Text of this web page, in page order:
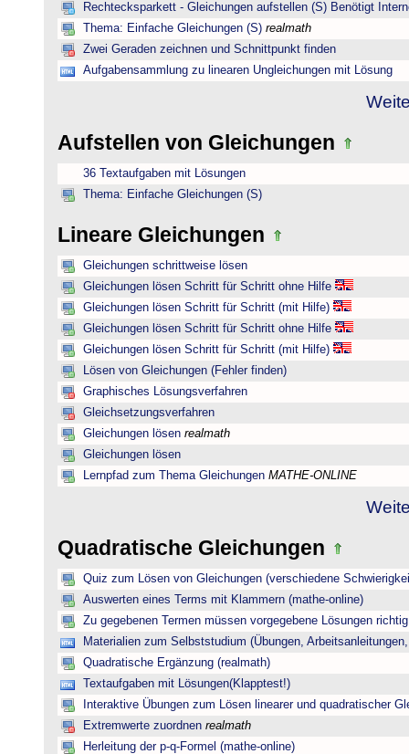
Rechtecksparkett - Gleichungen aufstellen (S) Benötigt
Thema: Einfache Gleichungen (S) realmath
Zwei Geraden zeichnen und Schnittpunkt finden
Aufgabensammlung zu linearen Ungleichungen mit Lösung
Aufstellen von Gleichungen
36 Textaufgaben mit Lösungen
Thema: Einfache Gleichungen (S)
Lineare Gleichungen
Gleichungen schrittweise lösen
Gleichungen lösen Schritt für Schritt ohne Hilfe
Gleichungen lösen Schritt für Schritt (mit Hilfe)
Gleichungen lösen Schritt für Schritt ohne Hilfe
Gleichungen lösen Schritt für Schritt (mit Hilfe)
Lösen von Gleichungen (Fehler finden)
Graphisches Lösungsverfahren
Gleichsetzungsverfahren
Gleichungen lösen realmath
Gleichungen lösen
Lernpfad zum Thema Gleichungen MATHE-ONLINE
Quadratische Gleichungen
Quiz zum Lösen von Gleichungen (verschiedene
Auswerten eines Terms mit Klammern (mathe-online)
Zu gegebenen Termen müssen vorgegebene Lösungen
Materialien zum Selbststudium (Übungen,
Quadratische Ergänzung (realmath)
Textaufgaben mit Lösungen(Klapptest!)
Interaktive Übungen zum Lösen linearer und quadratischer
Extremwerte zuordnen realmath
Herleitung der p-q-Formel (mathe-online)